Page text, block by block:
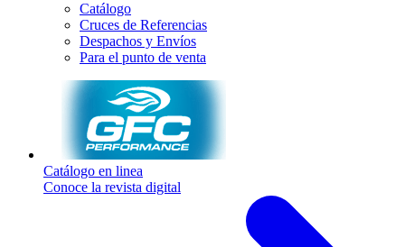
Catálogo
Cruces de Referencias
Despachos y Envíos
Para el punto de venta
Catálogo en linea
Conoce la revista digital